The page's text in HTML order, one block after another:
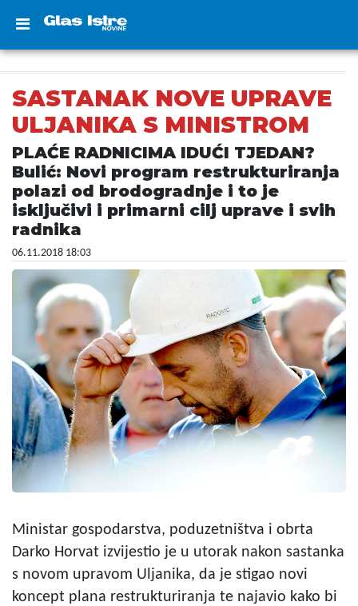
SASTANAK NOVE UPRAVE
ULJANIKA S MINISTROM
PLAĆE RADNICIMA IDUĆI TJEDAN?
Bulić: Novi program restrukturiranja
polazi od brodogradnje i to je
isključivi i primarni cilj uprave i svih
radnika
06.11.2018 18:03
Ministar gospodarstva, poduzetništva i obrta
Darko Horvat izvijestio je u utorak nakon sastanka
s novom upravom Uljanika, da je stigao novi
koncept plana restrukturiranja te najavio kako bi